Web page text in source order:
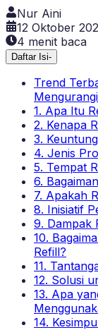
Nur Aini
12 Oktober
4 menit baca
Daftar Isi-
Trend
1. Apa Itu
2. Kenapa
3.
4. Jenis
5. Tempat
6.
7. Apakah
8. Inisiatif
9. Dampak
10.
Refill?
11.
12. Solusi
13. Apa
14.